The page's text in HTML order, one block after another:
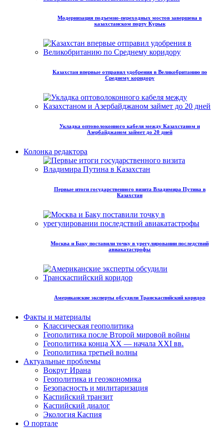
Модернизация подъемно-переходных мостов завершена в
казахстанском порту Курык
Казахстан впервые отправил удобрения в Великобританию по
Среднему коридору
Укладка оптоволоконного кабеля между Казахстаном и
Азербайджаном займет до 20 дней
Колонка редактора
Первые итоги государственного визита Владимира Путина в
Казахстан
Москва и Баку поставили точку в урегулировании последствий
авиакатастрофы
Американские эксперты обсудили Транскаспийский коридор
Факты и материалы
Классическая геополитика
Геополитика после Второй мировой войны
Геополитика конца XX — начала XXI вв.
Геополитика третьей волны
Актуальные проблемы
Вокруг Ирана
Геополитика и геоэкономика
Безопасность и милитаризация
Каспийский транзит
Каспийский диалог
Экология Каспия
О портале